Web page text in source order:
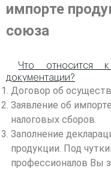
импорте
союза
Что относится к
документации?
Договор об
Заявление об
налоговых сборов.
Заполнение
продукции. Под
профессионалов Вы